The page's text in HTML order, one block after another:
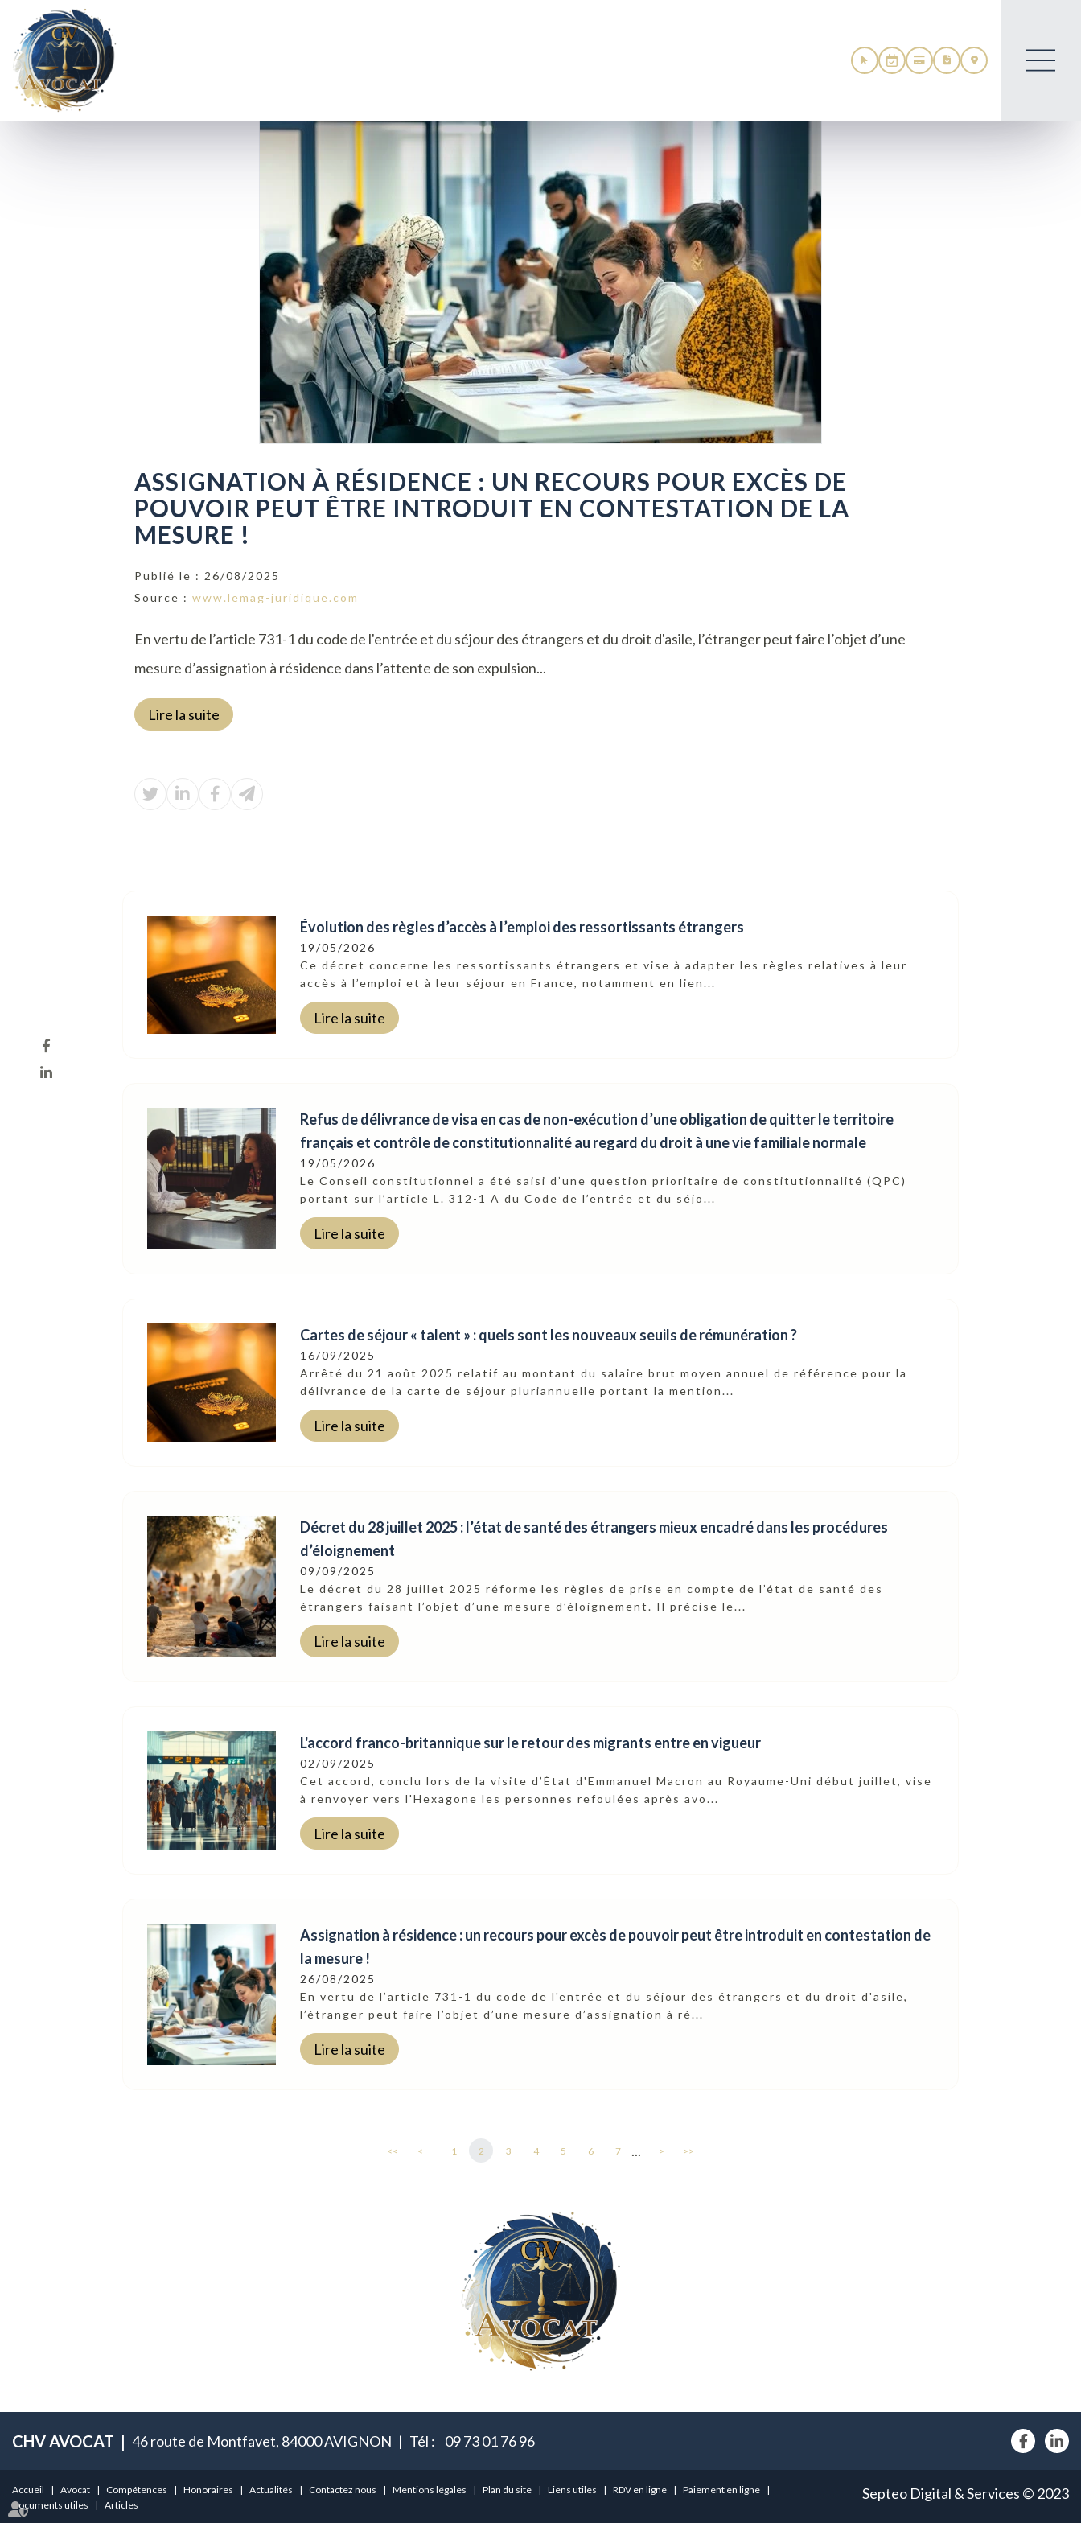
ASSIGNATION À RÉSIDENCE : UN RECOURS POUR EXCÈS DE
POUVOIR PEUT ÊTRE INTRODUIT EN CONTESTATION DE LA
MESURE !
Publié le : 26/08/2025
Source : www.lemag-juridique.com
En vertu de l’article 731-1 du code de l'entrée et du séjour des étrangers et du droit d'asile, l’étranger peut faire l’objet d’une
mesure d’assignation à résidence dans l’attente de son expulsion...
Lire la suite
Évolution des règles d’accès à l’emploi des ressortissants étrangers
19/05/2026
Ce décret concerne les ressortissants étrangers et vise à adapter les règles relatives à leur
accès à l’emploi et à leur séjour en France, notamment en lien...
Lire la suite
Refus de délivrance de visa en cas de non-exécution d’une obligation de quitter le territoire
français et contrôle de constitutionnalité au regard du droit à une vie familiale normale
19/05/2026
Le Conseil constitutionnel a été saisi d’une question prioritaire de constitutionnalité (QPC)
portant sur l’article L. 312-1 A du Code de l’entrée et du séjo...
Lire la suite
Cartes de séjour « talent » : quels sont les nouveaux seuils de rémunération ?
16/09/2025
Arrêté du 21 août 2025 relatif au montant du salaire brut moyen annuel de référence pour la
délivrance de la carte de séjour pluriannuelle portant la mention...
Lire la suite
Décret du 28 juillet 2025 : l’état de santé des étrangers mieux encadré dans les procédures
d’éloignement
09/09/2025
Le décret du 28 juillet 2025 réforme les règles de prise en compte de l’état de santé des
étrangers faisant l’objet d’une mesure d’éloignement. Il précise le...
Lire la suite
L'accord franco-britannique sur le retour des migrants entre en vigueur
02/09/2025
Cet accord, conclu lors de la visite d’État d'Emmanuel Macron au Royaume-Uni début juillet, vise
à renvoyer vers l'Hexagone les personnes refoulées après avo...
Lire la suite
Assignation à résidence : un recours pour excès de pouvoir peut être introduit en contestation de
la mesure !
26/08/2025
En vertu de l’article 731-1 du code de l'entrée et du séjour des étrangers et du droit d'asile,
l’étranger peut faire l’objet d’une mesure d’assignation à ré...
Lire la suite
<< < 1 2 3 4 5 6 7 ... > >>
CHV AVOCAT 46 route de Montfavet, 84000 AVIGNON Tél : 09 73 01 76 96
Accueil Avocat Compétences Honoraires Actualités Contactez nous Mentions légales Plan du site Liens utiles RDV en ligne
Paiement en ligne
Documents utiles
Articles
Septeo Digital & Services © 2023